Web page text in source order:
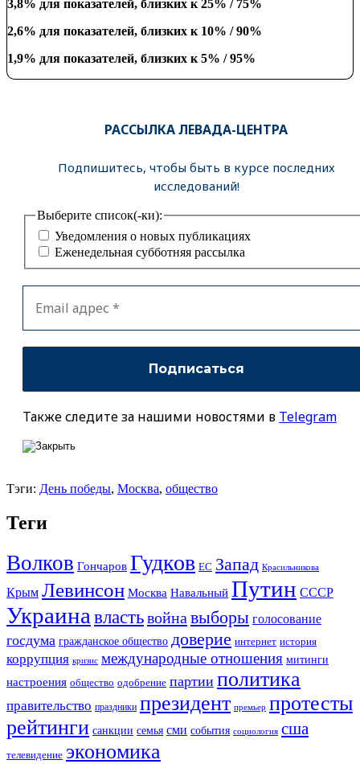
3,8% для показателей, близких к 25% / 75%
2,6% для показателей, близких к 10% / 90%
1,9% для показателей, близких к 5% / 95%
РАССЫЛКА ЛЕВАДА-ЦЕНТРА
Подпишитесь, чтобы быть в курсе последних
исследований!
Выберите список(-ки):
Уведомления о новых публикациях
Еженедельная субботняя рассылка
Также следите за нашими новостями в Telegram
Тэги: День победы, Москва, общество
Теги
Волков Гончаров Гудков ЕС Запад Красильникова
Крым Левинсон Москва Навальный Путин СССР
Украина властьвойна выборы голосование
госдума гражданское общество доверие интернет история
коррупция кризис международные отношения митинги
настроения общество одобрение партии политика
правительство праздники президент премьер протесты
рейтинги санкции семья сми события социология сша
телевидение экономика